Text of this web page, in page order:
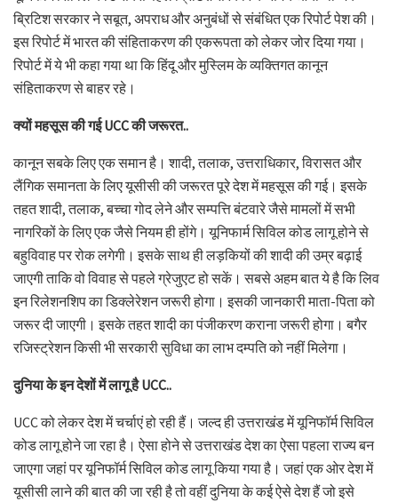
ब्रिटिश सरकार ने सबूत, अपराध और अनुबंधों से संबंधित एक रिपोर्ट पेश की।
इस रिपोर्ट में भारत की संहिताकरण की एकरूपता को लेकर जोर दिया गया।
रिपोर्ट में ये भी कहा गया था कि हिंदू और मुस्लिम के व्यक्तिगत कानून
संहिताकरण से बाहर रहे।
क्यों महसूस की गई UCC की जरूरत..
कानून सबके लिए एक समान है। शादी, तलाक, उत्तराधिकार, विरासत और
लैंगिक समानता के लिए यूसीसी की जरूरत पूरे देश में महसूस की गई। इसके
तहत शादी, तलाक, बच्चा गोद लेने और सम्पत्ति बंटवारे जैसे मामलों में सभी
नागरिकों के लिए एक जैसे नियम ही होंगे। यूनिफार्म सिविल कोड लागू होने से
बहुविवाह पर रोक लगेगी। इसके साथ ही लड़कियों की शादी की उम्र बढ़ाई
जाएगी ताकि वो विवाह से पहले ग्रेजुएट हो सकें। सबसे अहम बात ये है कि लिव
इन रिलेशनशिप का डिक्लेरेशन जरूरी होगा। इसकी जानकारी माता-पिता को
जरूर दी जाएगी। इसके तहत शादी का पंजीकरण कराना जरूरी होगा। बगैर
रजिस्ट्रेशन किसी भी सरकारी सुविधा का लाभ दम्पति को नहीं मिलेगा।
दुनिया के इन देशों में लागू है UCC..
UCC को लेकर देश में चर्चाएं हो रही हैं। जल्द ही उत्तराखंड में यूनिफॉर्म सिविल
कोड लागू होने जा रहा है। ऐसा होने से उत्तराखंड देश का ऐसा पहला राज्य बन
जाएगा जहां पर यूनिफॉर्म सिविल कोड लागू किया गया है। जहां एक ओर देश में
यूसीसी लाने की बात की जा रही है तो वहीं दुनिया के कई ऐसे देश हैं जो इसे